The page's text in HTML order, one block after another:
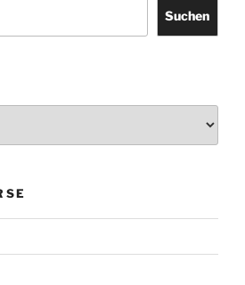
Suchen